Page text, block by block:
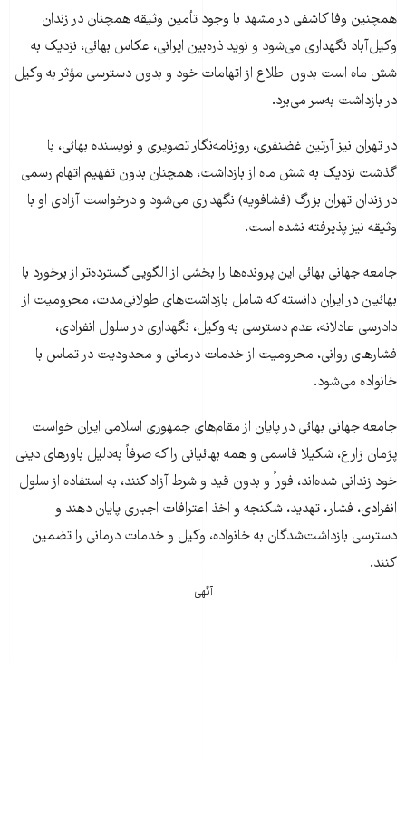
همچنین وفا کاشفی در مشهد با وجود تأمین وثیقه همچنان در زندان
وکیل‌آباد نگهداری می‌شود و نوید ذره‌بین ایرانی، عکاس بهائی، نزدیک به
شش ماه است بدون اطلاع از اتهامات خود و بدون دسترسی مؤثر به وکیل
در بازداشت به‌سر می‌برد.
در تهران نیز آرتین غضنفری، روزنامه‌نگار تصویری و نویسنده بهائی، با
گذشت نزدیک به شش ماه از بازداشت، همچنان بدون تفهیم اتهام رسمی
در زندان تهران بزرگ (فشافویه) نگهداری می‌شود و درخواست آزادی او با
وثیقه نیز پذیرفته نشده است.
جامعه جهانی بهائی این پرونده‌ها را بخشی از الگویی گسترده‌تر از برخورد با
بهائیان در ایران دانسته که شامل بازداشت‌های طولانی‌مدت، محرومیت از
دادرسی عادلانه، عدم دسترسی به وکیل، نگهداری در سلول انفرادی،
فشارهای روانی، محرومیت از خدمات درمانی و محدودیت در تماس با
خانواده می‌شود.
جامعه جهانی بهائی در پایان از مقام‌های جمهوری اسلامی ایران خواست
پژمان زارع، شکیلا قاسمی و همه بهائیانی را که صرفاً به‌دلیل باورهای دینی
خود زندانی شده‌اند، فوراً و بدون قید و شرط آزاد کنند، به استفاده از سلول
انفرادی، فشار، تهدید، شکنجه و اخذ اعترافات اجباری پایان دهند و
دسترسی بازداشت‌شدگان به خانواده، وکیل و خدمات درمانی را تضمین
کنند.
آگهی